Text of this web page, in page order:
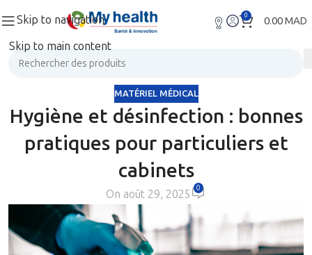
Skip to navigation
Skip to main content
0 0.00MAD
MATÉRIEL MÉDICAL
Hygiène et désinfection : bonnes
pratiques pour particuliers et
cabinets
On août 29, 2025 0